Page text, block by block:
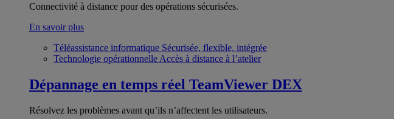
Connectivité à distance pour des opérations sécurisées.
En savoir plus
Téléassistance informatique Sécurisée, flexible, intégrée
Technologie opérationnelle Accès à distance à l’atelier
Dépannage en temps réel TeamViewer DEX
Résolvez les problèmes avant qu’ils n’affectent les utilisateurs.